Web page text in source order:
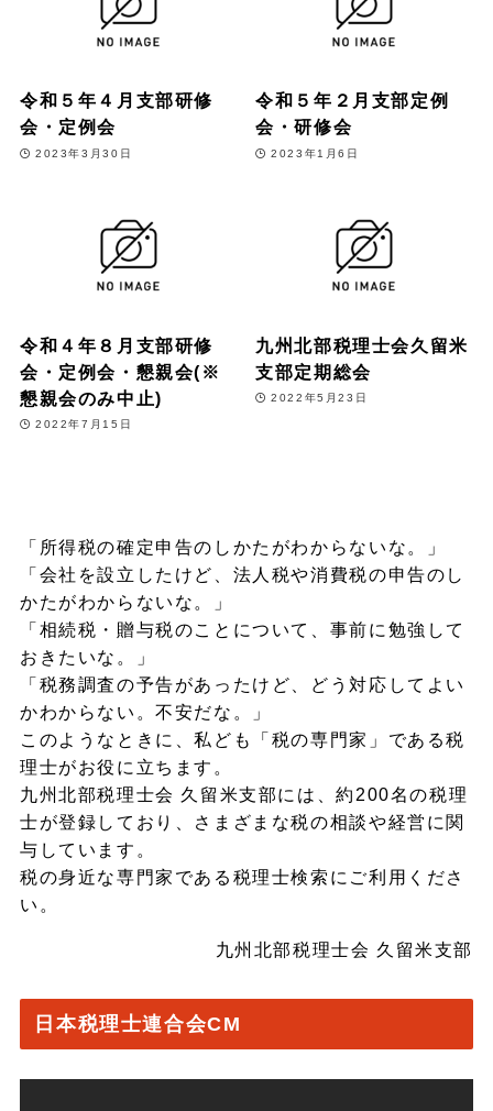
令和５年４月支部研修
会・定例会
2023年3月30日
令和５年２月支部定例
会・研修会
2023年1月6日
令和４年８月支部研修
会・定例会・懇親会(※
懇親会のみ中止)
2022年7月15日
九州北部税理士会久留米
支部定期総会
2022年5月23日
「所得税の確定申告のしかたがわからないな。」
「会社を設立したけど、法人税や消費税の申告のし
かたがわからないな。」
「相続税・贈与税のことについて、事前に勉強して
おきたいな。」
「税務調査の予告があったけど、どう対応してよい
かわからない。不安だな。」
このようなときに、私ども「税の専門家」である税
理士がお役に立ちます。
九州北部税理士会 久留米支部には、約200名の税理
士が登録しており、さまざまな税の相談や経営に関
与しています。
税の身近な専門家である税理士検索にご利用くださ
い。
九州北部税理士会 久留米支部
日本税理士連合会CM